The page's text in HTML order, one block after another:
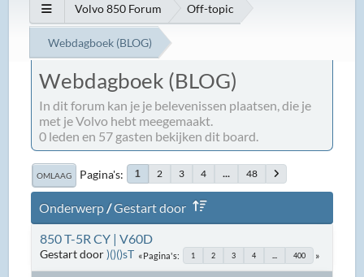
Volvo 850 Forum Off-topic
Webdagboek (BLOG)
Webdagboek (BLOG)
In dit forum kan je je belevenissen plaatsen, die je
met je Volvo hebt meegemaakt.
0 leden en 57 gasten bekijken dit board.
OMLAAG Pagina's 1 2 3 4 ... 48
Onderwerp/Gestart door
850 T-5R CY | V60D
Gestart door)()()sT Pagina's 1 2 3 4 400